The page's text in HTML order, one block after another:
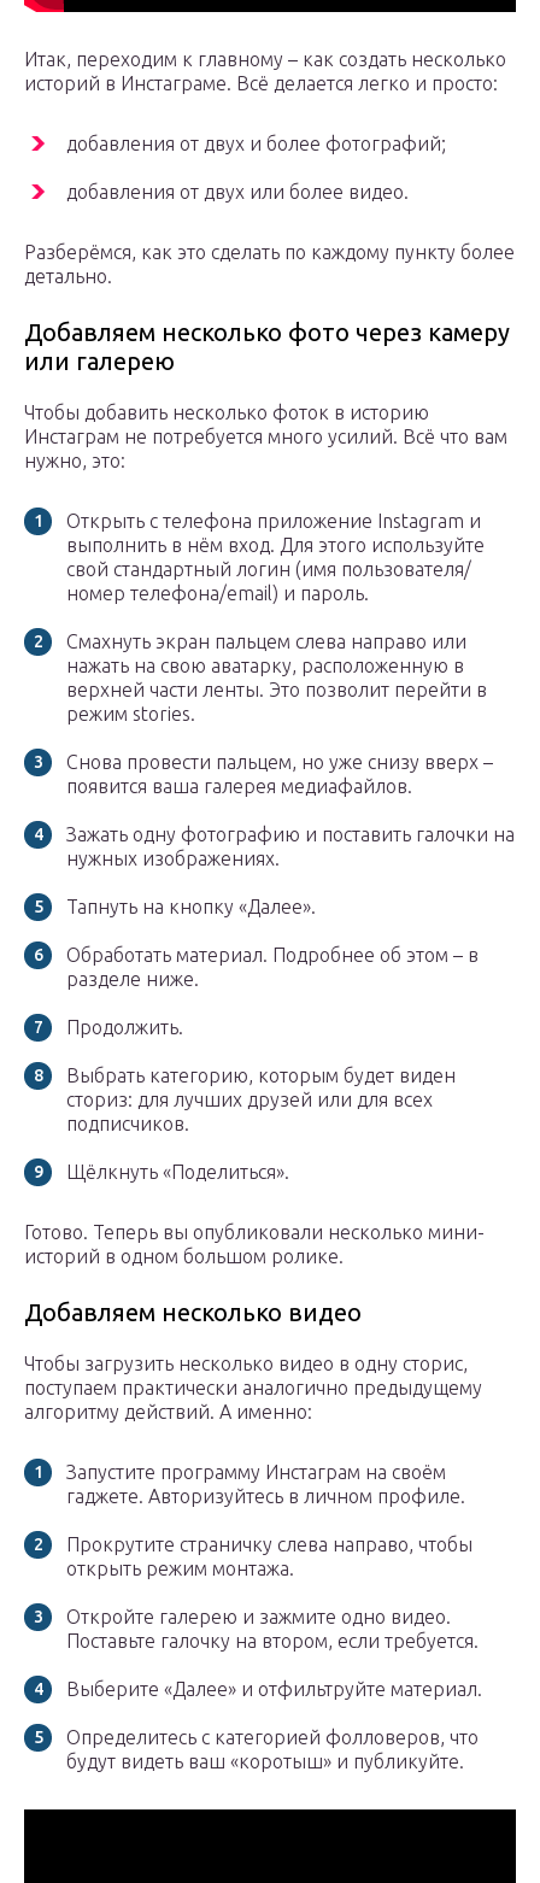
Итак, переходим к главному – как создать несколько
историй в Инстаграме. Всё делается легко и просто:
добавления от двух и более фотографий;
добавления от двух или более видео.
Разберёмся, как это сделать по каждому пункту более
детально.
Добавляем несколько фото через камеру
или галерею
Чтобы добавить несколько фоток в историю
Инстаграм не потребуется много усилий. Всё что вам
нужно, это:
Открыть с телефона приложение Instagram и
выполнить в нём вход. Для этого используйте
свой стандартный логин (имя пользователя/
номер телефона/email) и пароль.
Смахнуть экран пальцем слева направо или
нажать на свою аватарку, расположенную в
верхней части ленты. Это позволит перейти в
режим stories.
Снова провести пальцем, но уже снизу вверх –
появится ваша галерея медиафайлов.
Зажать одну фотографию и поставить галочки на
нужных изображениях.
Тапнуть на кнопку «Далее».
Обработать материал. Подробнее об этом – в
разделе ниже.
Продолжить.
Выбрать категорию, которым будет виден
сториз: для лучших друзей или для всех
подписчиков.
Щёлкнуть «Поделиться».
Готово. Теперь вы опубликовали несколько мини-
историй в одном большом ролике.
Добавляем несколько видео
Чтобы загрузить несколько видео в одну сторис,
поступаем практически аналогично предыдущему
алгоритму действий. А именно:
Запустите программу Инстаграм на своём
гаджете. Авторизуйтесь в личном профиле.
Прокрутите страничку слева направо, чтобы
открыть режим монтажа.
Откройте галерею и зажмите одно видео.
Поставьте галочку на втором, если требуется.
Выберите «Далее» и отфильтруйте материал.
Определитесь с категорией фолловеров, что
будут видеть ваш «коротыш» и публикуйте.